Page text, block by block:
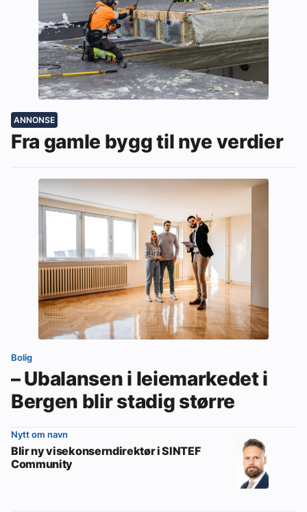
ANNONSE
Fra gamle bygg til nye verdier
Bolig
– Ubalansen i leiemarkedet i
Bergen blir stadig større
Nytt om navn
Blir ny visekonserndirektør i SINTEF
Community